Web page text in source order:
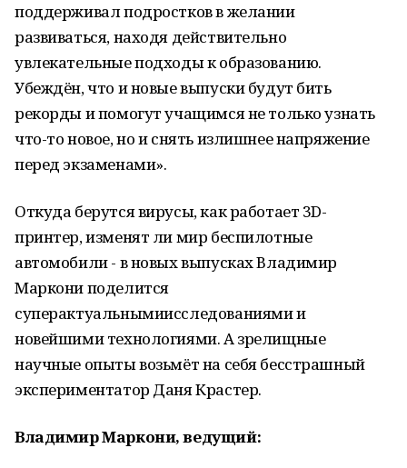
поддерживал подростков в желании
развиваться, находя действительно
увлекательные подходы к образованию.
Убеждён, что и новые выпуски будут бить
рекорды и помогут учащимся не только узнать
что-то новое, но и снять излишнее напряжение
перед экзаменами».
Откуда берутся вирусы, как работает 3D-
принтер, изменят ли мир беспилотные
автомобили - в новых выпусках Владимир
Маркони поделится
суперактуальнымиисследованиями и
новейшими технологиями. А зрелищные
научные опыты возьмёт на себя бесстрашный
экспериментатор Даня Крастер.
Владимир Маркони, ведущий: